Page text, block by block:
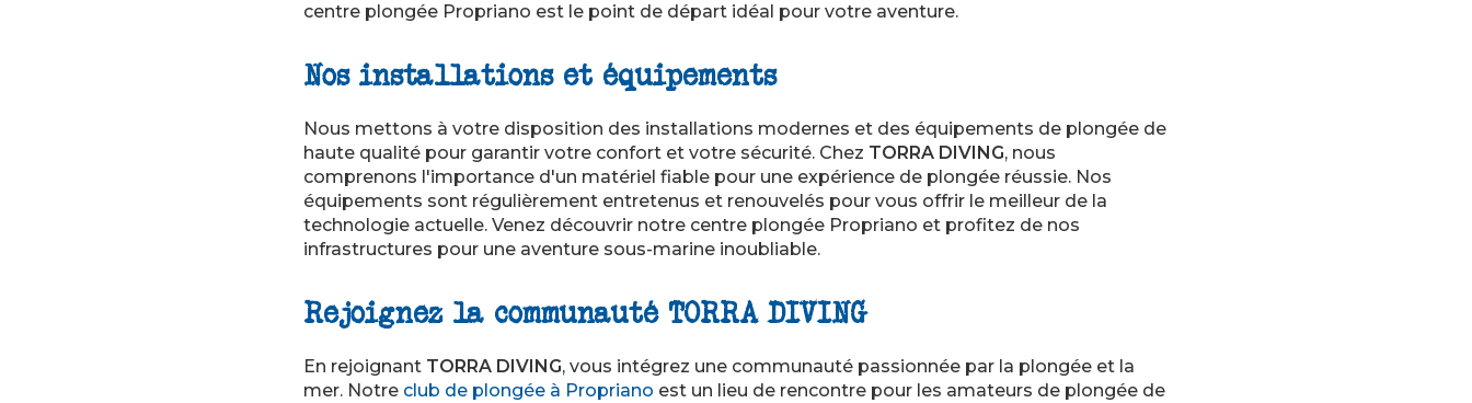
centre plongée Propriano est le point de départ idéal pour votre aventure.
Nos installations et équipements
Nous mettons à votre disposition des installations modernes et des équipements de plongée de
haute qualité pour garantir votre confort et votre sécurité. Chez TORRA DIVING, nous
comprenons l'importance d'un matériel fiable pour une expérience de plongée réussie. Nos
équipements sont régulièrement entretenus et renouvelés pour vous offrir le meilleur de la
technologie actuelle. Venez découvrir notre centre plongée Propriano et profitez de nos
infrastructures pour une aventure sous-marine inoubliable.
Rejoignez la communauté TORRA DIVING
En rejoignant TORRA DIVING, vous intégrez une communauté passionnée par la plongée et la
mer. Notre club de plongée à Propriano est un lieu de rencontre pour les amateurs de plongée de